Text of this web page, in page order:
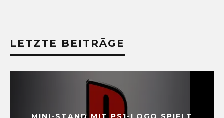
LETZTE BEITRÄGE
MINI-STAND MIT PS1-LOGO SPIELT